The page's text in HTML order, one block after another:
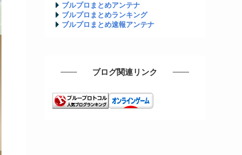
ブルプロまとめアンテナ
ブルプロまとめランキング
ブルプロまとめ速報アンテナ
ブログ関連リンク